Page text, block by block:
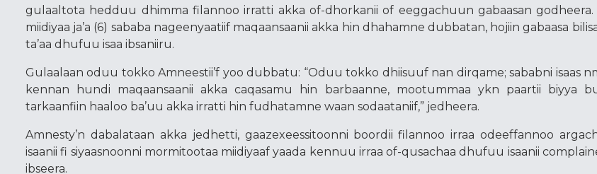
gulaaltota hedduu dhimma filannoo irratti akka of-dhorkanii of eeggachuun gabaasan godheera.
miidiyaa ja’a (6) sababa nageenyaatiif maqaansaanii akka hin dhahamne dubbatan, hojiin gabaasa
ta’aa dhufuu isaa ibsaniiru.
Gulaalaan oduu tokko Amneestii’f yoo dubbatu: “Oduu tokko dhiisuuf nan dirqame; sababni isaas
kennan hundi maqaansaanii akka caqasamu hin barbaanne, mootummaa ykn paartii biyya
tarkaanfiin haaloo ba’uu akka irratti hin fudhatamne waan sodaataniif,” jedheera.
Amnesty’n dabalataan akka jedhetti, gaazexeessitoonni boordii filannoo irraa odeeffannoo
isaanii fi siyaasnoonni mormitootaa miidiyaaf yaada kennuu irraa of-qusachaa dhufuu isaanii
ibseera.